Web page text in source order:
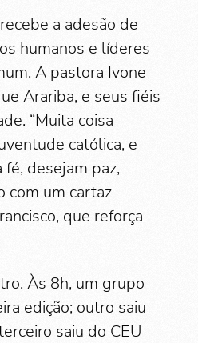
a adesão de
humanos e líderes
A pastora Ivone
Arariba, e seus fiéis
“Muita coisa
católica, e
desejam paz,
com um cartaz
que reforça
Às 8h, um grupo
edição; outro saiu
saiu do CEU